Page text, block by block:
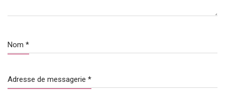
Nom *
Adresse de messagerie *